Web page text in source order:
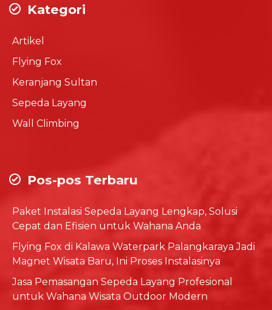
Kategori
Artikel
Flying Fox
Keranjang Sultan
Sepeda Layang
Wall Climbing
Pos-pos Terbaru
Paket Instalasi Sepeda Layang Lengkap, Solusi
Cepat dan Efisien untuk Wahana Anda
Flying Fox di Kalawa Waterpark Palangkaraya Jadi
Magnet Wisata Baru, Ini Proses Instalasinya
Jasa Pemasangan Sepeda Layang Profesional
untuk Wahana Wisata Outdoor Modern